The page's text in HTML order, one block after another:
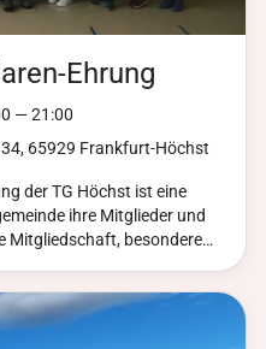
Ehrung
— 21:00
65929 Frankfurt-Höchst
der TG Höchst ist eine
ihre Mitglieder und
Mitgliedschaft, besondere
eine Anerkennung der
Personen, die sich für den
in besonderer Weise